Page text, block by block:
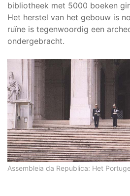
bibliotheek met 5000 boeken
Het herstel van het gebouw is
ruïne is tegenwoordig een
ondergebracht.
Assembleia da Republica: Het